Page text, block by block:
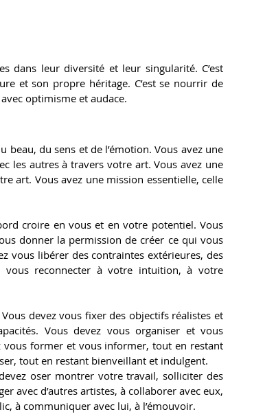
dans leur diversité et leur singularité. C’est
et son propre héritage. C’est se nourrir de
optimisme et audace.
beau, du sens et de l’émotion. Vous avez une
les autres à travers votre art. Vous avez une
art. Vous avez une mission essentielle, celle
croire en vous et en votre potentiel. Vous
donner la permission de créer ce qui vous
vous libérer des contraintes extérieures, des
vous reconnecter à votre intuition, à votre
devez vous fixer des objectifs réalistes et
Vous devez vous organiser et vous
former et vous informer, tout en restant
tout en restant bienveillant et indulgent.
oser montrer votre travail, solliciter des
avec d’autres artistes, à collaborer avec eux,
à communiquer avec lui, à l’émouvoir.